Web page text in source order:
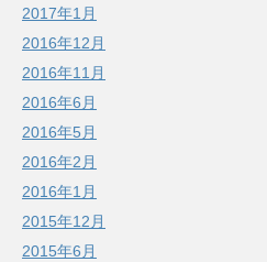
2017年1月
2016年12月
2016年11月
2016年6月
2016年5月
2016年2月
2016年1月
2015年12月
2015年6月